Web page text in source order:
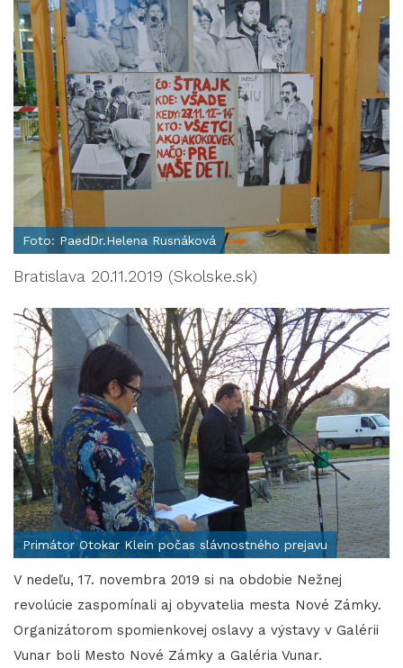
Foto: PaedDr.Helena Rusnáková
Bratislava 20.11.2019 (Skolske.sk)
Primátor Otokar Klein počas slávnostného prejavu
V nedeľu, 17. novembra 2019 si na obdobie Nežnej
revolúcie zaspomínali aj obyvatelia mesta Nové Zámky.
Organizátorom spomienkovej oslavy a výstavy v Galérii
Vunar boli Mesto Nové Zámky a Galéria Vunar.